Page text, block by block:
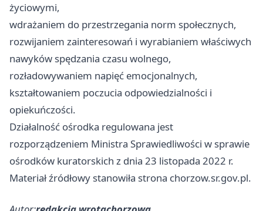
życiowymi,
wdrażaniem do przestrzegania norm społecznych,
rozwijaniem zainteresowań i wyrabianiem właściwych
nawyków spędzania czasu wolnego,
rozładowywaniem napięć emocjonalnych,
kształtowaniem poczucia odpowiedzialności i
opiekuńczości.
Działalność ośrodka regulowana jest
rozporządzeniem Ministra Sprawiedliwości w sprawie
ośrodków kuratorskich z dnia 23 listopada 2022 r.
Materiał źródłowy stanowiła strona chorzow.sr.gov.pl.